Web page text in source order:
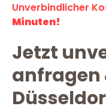
Unverbindlicher
Minuten!
Jetzt
anfragen